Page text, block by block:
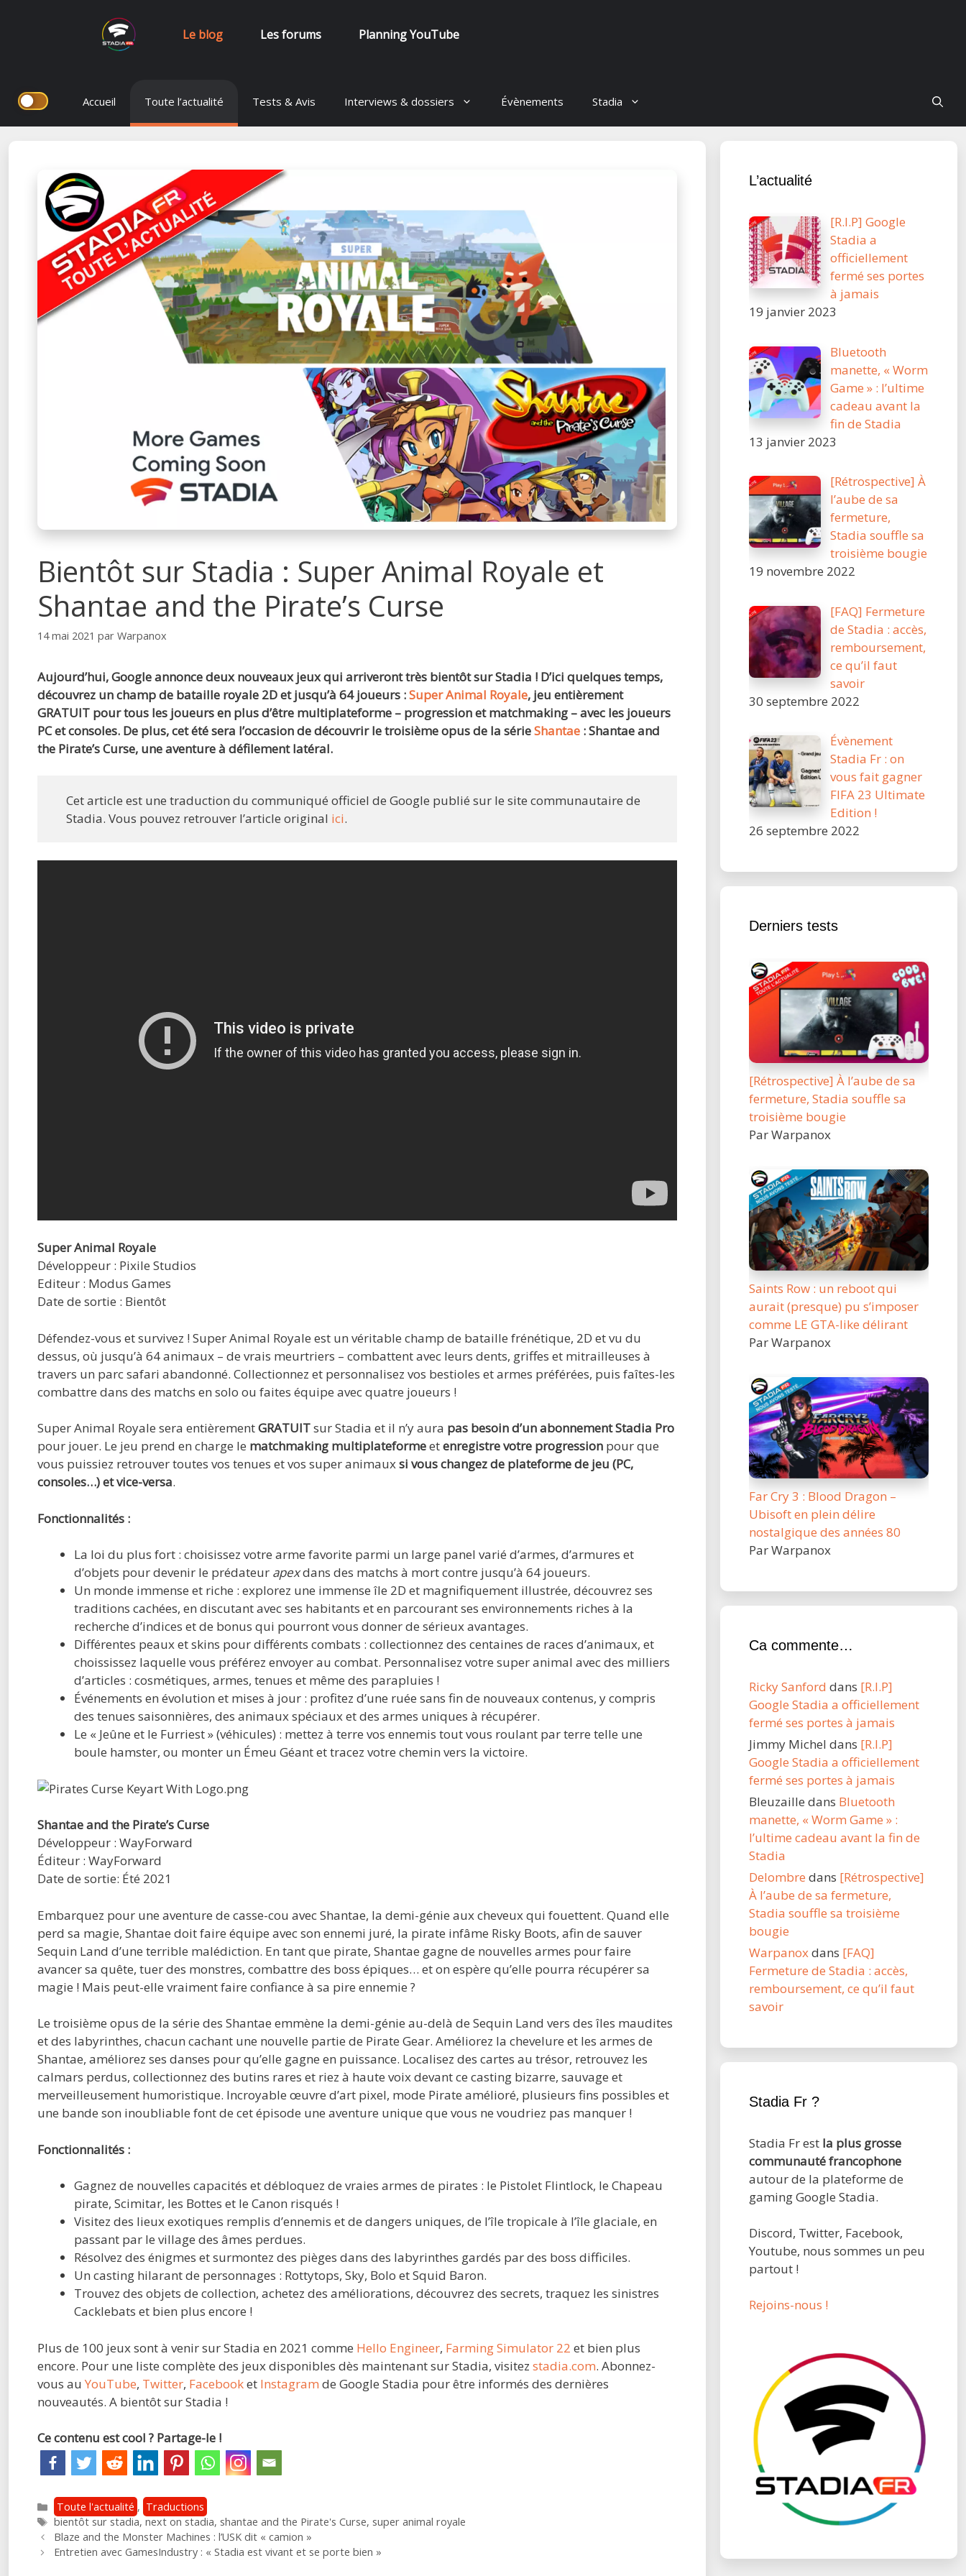
Le blog Les forums Planning YouTube
Aller
contenu
Accueil Toute l’actualité Tests & Avis Interviews & dossiers Évènements Stadia
Bientôt sur Stadia : Super Animal Royale et
Shantae and the Pirate’s Curse
14 mai 2021 par Warpanox
Aujourd’hui, Google annonce deux nouveaux jeux qui arriveront très bientôt sur Stadia ! D’ici quelques temps,
découvrez un champ de bataille royale 2D et jusqu’à 64 joueurs :Super Animal Royale, jeu entièrement
GRATUIT pour tous les joueurs en plus d’être multiplateforme – progression et matchmaking – avec les joueurs
PC et consoles. De plus, cet été sera l’occasion de découvrir le troisième opus de la sérieShantae : Shantae and
the Pirate’s Curse, une aventure à défilement latéral.
Cet article est une traduction du communiqué officiel de Google publié sur le site communautaire de
Stadia. Vous pouvez retrouver l’article original ici.
Super Animal Royale
Développeur : Pixile Studios
Editeur : Modus Games
Date de sortie : Bientôt
Défendez-vous et survivez ! Super Animal Royale est un véritable champ de bataille frénétique, 2D et vu du
dessus, où jusqu’à 64 animaux – de vrais meurtriers – combattent avec leurs dents, griffes et mitrailleuses à
travers un parc safari abandonné. Collectionnez et personnalisez vos bestioles et armes préférées, puis faîtes-les
combattre dans des matchs en solo ou faites équipe avec quatre joueurs !
Super Animal Royale sera entièrementGRATUITsur Stadia et il n’y aura pas besoin d’un abonnement Stadia Pro
pour jouer. Le jeu prend en charge le matchmaking multiplateformeetenregistre votre progression pour que
vous puissiez retrouver toutes vos tenues et vos super animauxsi vous changez de plateforme de jeu (PC,
consoles…) et vice-versa.
Fonctionnalités :
La loi du plus fort : choisissez votre arme favorite parmi un large panel varié d’armes, d’armures et
d’objets pour devenir le prédateur apexdans des matchs à mort contre jusqu’à 64 joueurs.
Un monde immense et riche : explorez une immense île 2D et magnifiquement illustrée, découvrez ses
traditions cachées, en discutant avec ses habitants et en parcourant ses environnements riches à la
recherche d’indices et de bonus qui pourront vous donner de sérieux avantages.
Différentes peaux et skins pour différents combats : collectionnez des centaines de races d’animaux, et
choississez laquelle vous préférez envoyer au combat. Personnalisez votre super animal avec des milliers
d’articles : cosmétiques, armes, tenues et même des parapluies !
Événements en évolution et mises à jour : profitez d’une ruée sans fin de nouveaux contenus, y compris
des tenues saisonnières, des animaux spéciaux et des armes uniques à récupérer.
Le « Jeûne et le Furriest » (véhicules) : mettez à terre vos ennemis tout vous roulant par terre telle une
boule hamster, ou monter un Émeu Géant et tracez votre chemin vers la victoire.
Shantae and the Pirate’s Curse
Développeur : WayForward
Éditeur : WayForward
Date de sortie: Été 2021
Embarquez pour une aventure de casse-cou avec Shantae, la demi-génie aux cheveux qui fouettent. Quand elle
perd sa magie, Shantae doit faire équipe avec son ennemi juré, la pirate infâme Risky Boots, afin de sauver
Sequin Land d’une terrible malédiction. En tant que pirate, Shantae gagne de nouvelles armes pour faire
avancer sa quête, tuer des monstres, combattre des boss épiques… et on espère qu’elle pourra récupérer sa
magie ! Mais peut-elle vraiment faire confiance à sa pire ennemie ?
Le troisième opus de la série des Shantae emmène la demi-génie au-delà de Sequin Land vers des îles maudites
et des labyrinthes, chacun cachant une nouvelle partie de Pirate Gear. Améliorez la chevelure et les armes de
Shantae, améliorez ses danses pour qu’elle gagne en puissance. Localisez des cartes au trésor, retrouvez les
calmars perdus, collectionnez des butins rares et riez à haute voix devant ce casting bizarre, sauvage et
merveilleusement humoristique. Incroyable œuvre d’art pixel, mode Pirate amélioré, plusieurs fins possibles et
une bande son inoubliable font de cet épisode une aventure unique que vous ne voudriez pas manquer !
Fonctionnalités :
Gagnez de nouvelles capacités et débloquez de vraies armes de pirates : le Pistolet Flintlock, le Chapeau
pirate, Scimitar, les Bottes et le Canon risqués !
Visitez des lieux exotiques remplis d’ennemis et de dangers uniques, de l’île tropicale à l’île glaciale, en
passant par le village des âmes perdues.
Résolvez des énigmes et surmontez des pièges dans des labyrinthes gardés par des boss difficiles.
Un casting hilarant de personnages : Rottytops, Sky, Bolo et Squid Baron.
Trouvez des objets de collection, achetez des améliorations, découvrez des secrets, traquez les sinistres
Cacklebats et bien plus encore !
Plus de 100 jeux sont à venir sur Stadia en 2021 comme Hello Engineer, Farming Simulator 22 et bien plus
encore. Pour une liste complète des jeux disponibles dès maintenant sur Stadia, visitez stadia.com. Abonnez-
vous au YouTube, Twitter, Facebooket Instagram de Google Stadia pour être informés des dernières
nouveautés. A bientôt sur Stadia !
Ce contenu est cool ? Partage-le !
Catégories
Toute l'actualité , Traductions
Étiquettes
bientôt sur stadia,next on stadia, shantae and the Pirate's Curse, super animal royale
Post
navigation
Blaze and the Monster Machines : l’USK dit « camion »
Entretien avec GamesIndustry : « Stadia est vivant et se porte bien »
L’actualité
[R.I.P] Google
Stadia a
officiellement
fermé ses portes
à jamais
19 janvier 2023
Bluetooth
manette, « Worm
Game » : l’ultime
cadeau avant la
fin de Stadia
13 janvier 2023
[Rétrospective] À
l’aube de sa
fermeture,
Stadia souffle sa
troisième bougie
19 novembre 2022
[FAQ] Fermeture
de Stadia : accès,
remboursement,
ce qu’il faut
savoir
30 septembre 2022
Évènement
Stadia Fr : on
vous fait gagner
FIFA 23 Ultimate
Edition !
26 septembre 2022
Derniers tests
[Rétrospective] À l’aube de sa
fermeture, Stadia souffle sa
troisième bougie
Par Warpanox
Saints Row : un reboot qui
aurait (presque) pu s’imposer
comme LE GTA-like délirant
Par Warpanox
Far Cry 3 : Blood Dragon –
Ubisoft en plein délire
nostalgique des années 80
Par Warpanox
Ca commente…
Ricky Sanford dans [R.I.P]
Google Stadia a officiellement
fermé ses portes à jamais
Jimmy Michel dans [R.I.P]
Google Stadia a officiellement
fermé ses portes à jamais
Bleuzaille dans Bluetooth
manette, « Worm Game » :
l’ultime cadeau avant la fin de
Stadia
Delombre dans [Rétrospective]
À l’aube de sa fermeture,
Stadia souffle sa troisième
bougie
Warpanoxdans [FAQ]
Fermeture de Stadia : accès,
remboursement, ce qu’il faut
savoir
Stadia Fr ?
Stadia Fr est la plus grosse
communauté francophone
autour de la plateforme de
gaming Google Stadia.
Discord, Twitter, Facebook,
Youtube, nous sommes un peu
partout !
Rejoins-nous !